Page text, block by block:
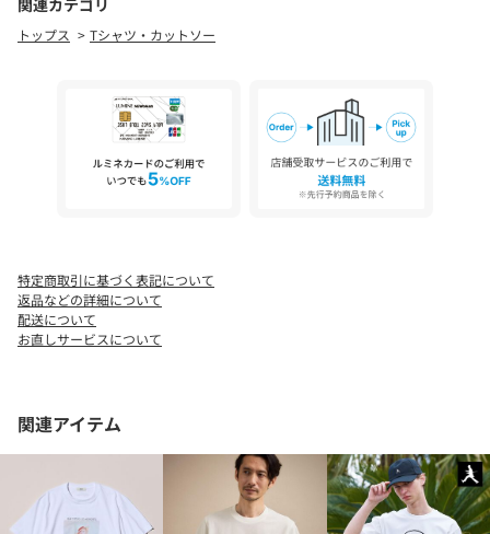
関連カテゴリ
トップス Tシャツ・カットソー
特定商取引に基づく表記について
返品などの詳細について
配送について
お直しサービスについて
関連アイテム